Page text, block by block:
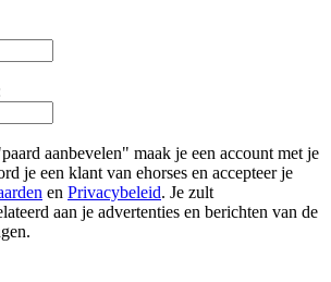
aanbevelen" maak je een account met je
je een klant van ehorses en accepteer je
en Privacybeleid. Je zult
aan je advertenties en berichten van de